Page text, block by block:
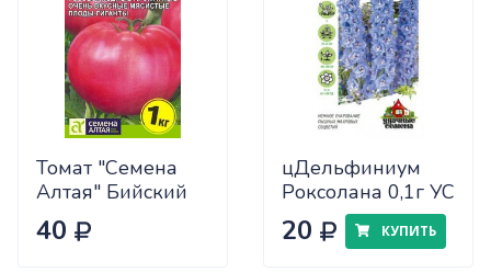
Томат "Семена
Алтая" Бийский
Розан 0,05
40
цДельфиниум
Роксолана 0,1г УС
20 КУПИТЬ